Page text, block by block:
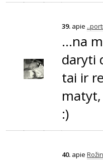
39. apie
...na
daryti
tai ir
:)
40. apie